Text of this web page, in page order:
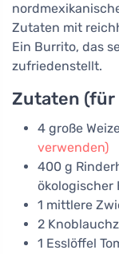
Zutaten mit
Ein Burrito, das
zufriedenstellt.
Zutaten (für
4 große
verwenden)
400 g
ökologischer
1 mittlere
2
1 Esslöffel